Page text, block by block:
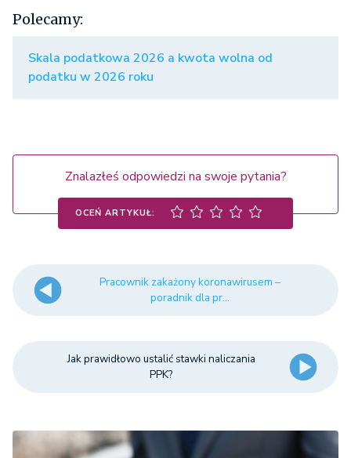
Polecamy:
Skala podatkowa 2026 a kwota wolna od
podatku w 2026 roku
Znalazłeś odpowiedzi na swoje pytania?
OCEŃ ARTYKUŁ:
Pracownik zakażony koronawirusem –
poradnik dla pr...
Jak prawidłowo ustalić stawki naliczania
PPK?